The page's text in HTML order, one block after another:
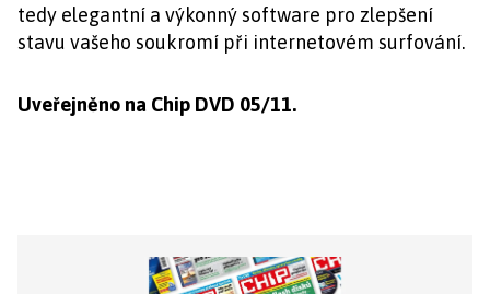
tedy elegantní a výkonný software pro zlepšení
stavu vašeho soukromí při internetovém surfování.
Uveřejněno na Chip DVD 05/11.